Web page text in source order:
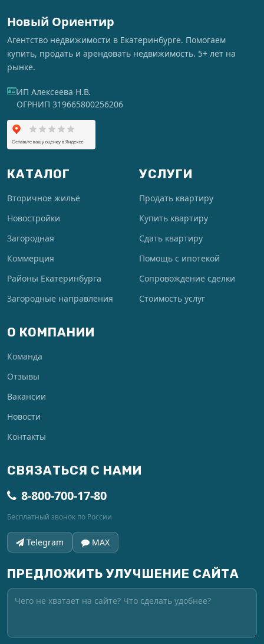
Новый Ориентир
Агентство недвижимости в Екатеринбурге. Помогаем
купить, продать и арендовать недвижимость. 5+ лет на
рынке.
ИП Алексеева Н.В.
ОГРНИП 319665800256206
КАТАЛОГ
Вторичное жильё
Новостройки
Загородная
Коммерция
Районы Екатеринбурга
Загородные направления
УСЛУГИ
Продать квартиру
Купить квартиру
Сдать квартиру
Помощь с ипотекой
Сопровождение сделки
Стоимость услуг
О КОМПАНИИ
Команда
Отзывы
Вакансии
Новости
Контакты
СВЯЗАТЬСЯ С НАМИ
8-800-700-17-80
Бесплатный звонок по России
Telegram MAX
ПРЕДЛОЖИТЬ УЛУЧШЕНИЕ САЙТА